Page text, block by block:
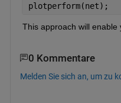
plotperform(net);
This approach will enable
0 Kommentare
Melden Sie sich an, um zu